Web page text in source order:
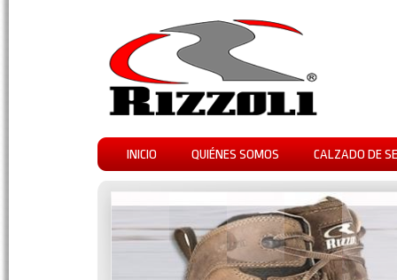
INICIO QUIÉNES SOMOS CALZADO DE